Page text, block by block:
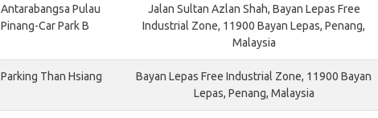
Antarabangsa Pulau
Pinang-Car Park B
Jalan Sultan Azlan Shah, Bayan Lepas Free
Industrial Zone, 11900 Bayan Lepas, Penang,
Malaysia
Parking Than Hsiang
Bayan Lepas Free Industrial Zone, 11900 Bayan
Lepas, Penang, Malaysia